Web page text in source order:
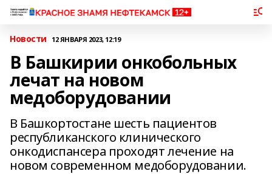
Новости 12 ЯНВАРЯ 2023, 12:19
В Башкирии онкобольных
лечат на новом
медоборудовании
В Башкортостане шесть пациентов
республиканского клинического
онкодиспансера проходят лечение на
новом современном медоборудовании.